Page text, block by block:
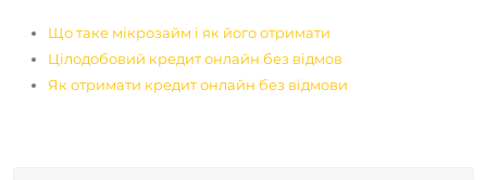
Що таке мікрозайм і як його отримати
Цілодобовий кредит онлайн без відмов
Як отримати кредит онлайн без відмови